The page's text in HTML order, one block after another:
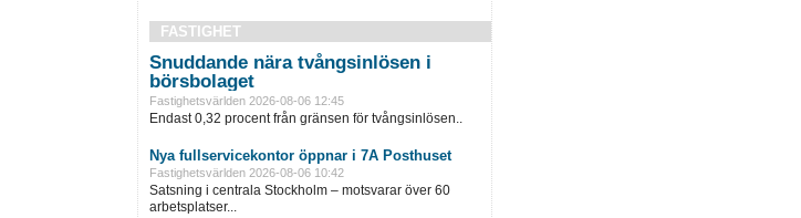
FASTIGHET
Snuddande nära tvångsinlösen i
börsbolaget
Fastighetsvärlden 2026-08-06 12:45
Endast 0,32 procent från gränsen för tvångsinlösen..
Nya fullservicekontor öppnar i 7A Posthuset
Fastighetsvärlden 2026-08-06 10:42
Satsning i centrala Stockholm – motsvarar över 60
arbetsplatser...